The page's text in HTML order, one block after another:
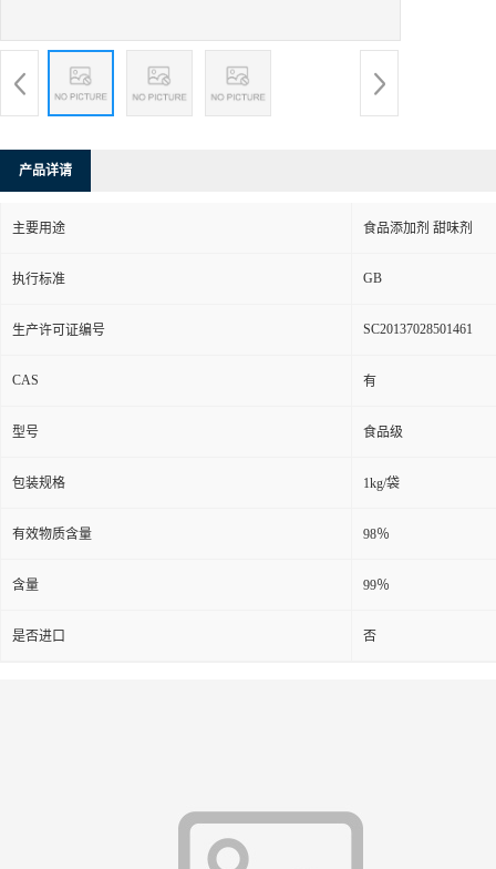
产品详请
主要用途 食品添加剂 甜味剂
执行标准 GB
生产许可证编号 SC20137028501461
CAS 有
型号 食品级
包装规格 1kg/袋
有效物质含量 98％
含量 99％
是否进口 否